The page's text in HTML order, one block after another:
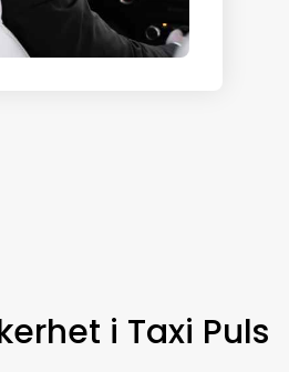
i Taxi Puls